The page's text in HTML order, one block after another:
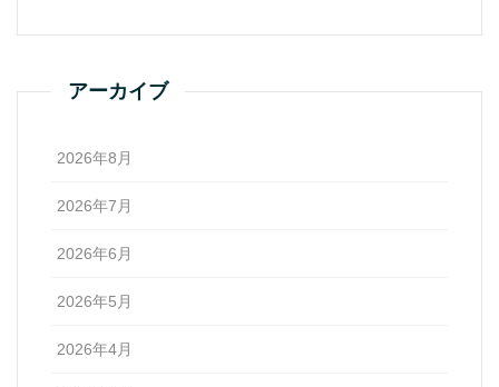
アーカイブ
2026年8月
2026年7月
2026年6月
2026年5月
2026年4月